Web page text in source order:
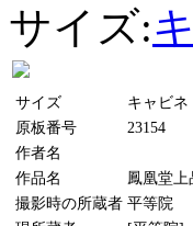
サイズ:
サイズ
キャビネ
原板番号
23154
作者名
作品名
鳳凰堂
撮影時の所蔵者 平等院